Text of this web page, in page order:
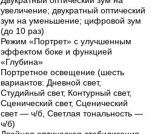
увеличение; двукратный оптический
зум на уменьшение; цифровой зум
(до 10 раз)
Режим «Портрет» с улучшенным
эффектом боке и функцией
«Глубина»
Портретное освещение (шесть
вариантов: Дневной свет,
Студийный свет, Контурный свет,
Сценический свет, Сценический
свет — ч/б, Светлая тональность —
ч/б)